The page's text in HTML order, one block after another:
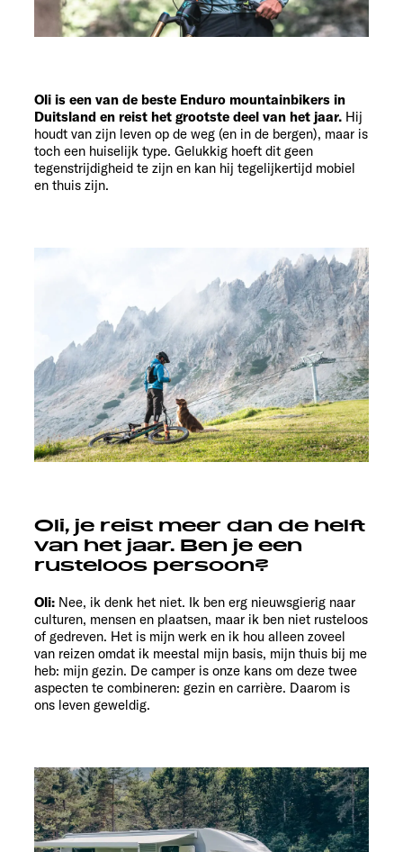
Oli is een van de beste Enduro mountainbikers in
Duitsland en reist het grootste deel van het jaar. Hij
houdt van zijn leven op de weg (en in de bergen), maar is
toch een huiselijk type. Gelukkig hoeft dit geen
tegenstrijdigheid te zijn en kan hij tegelijkertijd mobiel
en thuis zijn.
Oli, je reist meer dan de helft
van het jaar. Ben je een
rusteloos persoon?
Oli: Nee, ik denk het niet. Ik ben erg nieuwsgierig naar
culturen, mensen en plaatsen, maar ik ben niet rusteloos
of gedreven. Het is mijn werk en ik hou alleen zoveel
van reizen omdat ik meestal mijn basis, mijn thuis bij me
heb: mijn gezin. De camper is onze kans om deze twee
aspecten te combineren: gezin en carrière. Daarom is
ons leven geweldig.